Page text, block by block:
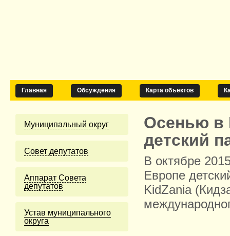
Главная Обсуждения Карта объектов
Муниципальный округ
Cовет депутатов
Аппарат Совета
депутатов
Устав муниципального
округа
Осенью в
детский
В октябре
Европе
KidZania